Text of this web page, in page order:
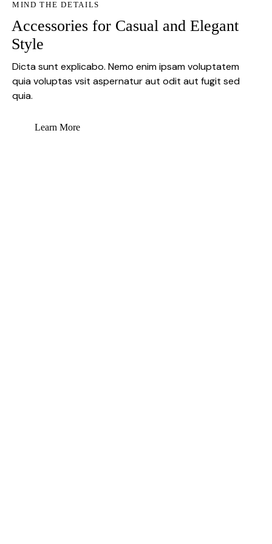
MIND THE DETAILS
Accessories for Casual and Elegant
Style
Dicta sunt explicabo. Nemo enim ipsam voluptatem
quia voluptas vsit aspernatur aut odit aut fugit sed
quia.
Learn More